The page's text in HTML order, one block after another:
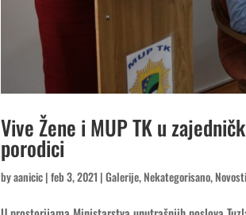
Vive Žene i MUP TK u
porodici
byaanicic|feb 3, 2021 |Galerije,Nekategorisano,